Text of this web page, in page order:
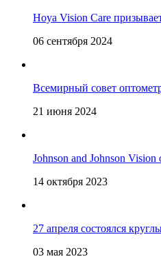
Hoya Vision Care
06 сентября 2024
Всемирный совет
21 июня 2024
Johnson and Johnson Vision
14 октября 2023
27 апреля состоялся
03 мая 2023